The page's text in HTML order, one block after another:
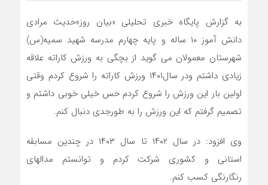
به گزارش پایگاه خبری تحلیلی «بیان روز»حدیث مرادی
دانش آموز ۱۰ ساله و پایه چهارم مدرسه شهید سمیه(س)
شهرستان معمولان می گوید از بچگی به ورزش کاراته علاقه
زیادی داشتم ودر سال۱۴۰۱ ورزش کاراته را شروع کردم وقتی
اولین بار این ورزش را شروع کردم حس خیلی خوبی داشتم و
تصمیم گرفتم که این ورزش را به طورجدی دنبال کنم.
وی افزود: در سال ۱۴۰۲ تا سال ۱۴۰۳ در چندین مسابقه
استانی و کشوری شرکت کردم و توانستم مدالهای
رنگارنگی کسب کنم.